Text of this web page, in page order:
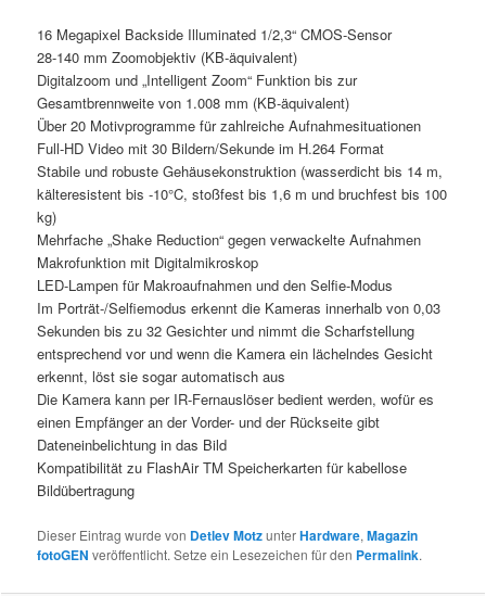
16 Megapixel Backside Illuminated 1/2,3“ CMOS-Sensor
28-140 mm Zoomobjektiv (KB-äquivalent)
Digitalzoom und „Intelligent Zoom“ Funktion bis zur
Gesamtbrennweite von 1.008 mm (KB-äquivalent)
Über 20 Motivprogramme für zahlreiche Aufnahmesituationen
Full-HD Video mit 30 Bildern/Sekunde im H.264 Format
Stabile und robuste Gehäusekonstruktion (wasserdicht bis 14 m,
kälteresistent bis -10°C, stoßfest bis 1,6 m und bruchfest bis 100
kg)
Mehrfache „Shake Reduction“ gegen verwackelte Aufnahmen
Makrofunktion mit Digitalmikroskop
LED-Lampen für Makroaufnahmen und den Selfie-Modus
Im Porträt-/Selfiemodus erkennt die Kameras innerhalb von 0,03
Sekunden bis zu 32 Gesichter und nimmt die Scharfstellung
entsprechend vor und wenn die Kamera ein lächelndes Gesicht
erkennt, löst sie sogar automatisch aus
Die Kamera kann per IR-Fernauslöser bedient werden, wofür es
einen Empfänger an der Vorder- und der Rückseite gibt
Dateneinbelichtung in das Bild
Kompatibilität zu FlashAir TM Speicherkarten für kabellose
Bildübertragung
Dieser Eintrag wurde von Detlev MotzunterHardware,Magazin
fotoGEN veröffentlicht. Setze ein Lesezeichen für den Permalink.